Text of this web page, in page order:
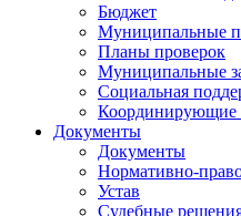
Бюджет
Муниципальные
Планы проверок
Муниципальные
Социальная
Координирующие
Документы
Документы
Нормативно-
Устав
Судебные